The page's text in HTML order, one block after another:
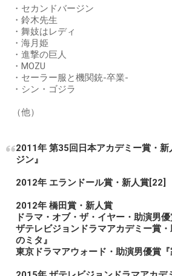
・セカンドバージン
・鈴木先生
・舞妓はレディ
・海月姫
・進撃の巨人
・MOZU
・セーラー服と機関銃-卒業-
・シン・ゴジラ
（他）
2011年 第35回日本アカデミー賞・
ジン』
2012年 エランドール賞・新人賞[22]
2012年 橋田賞・新人賞
ドラマ・オブ・ザ・イヤー・助演男優
ザテレビジョンドラマアカデミー賞
のミタ』
東京ドラマアウォード・助演男優賞